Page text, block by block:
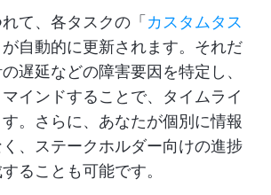
て、各タスクの「 カスタムタス
が自動的に更新されます。それだ
遅延などの障害要因を特定し、
インドすることで、タイムライ
。さらに、あなたが個別に情報
、ステークホルダー向けの進捗
ることも可能です。